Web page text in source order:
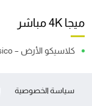
ميجا 4K مباشر
كلاسيكو الأرض – El Clasico
سياسة الخصوصية